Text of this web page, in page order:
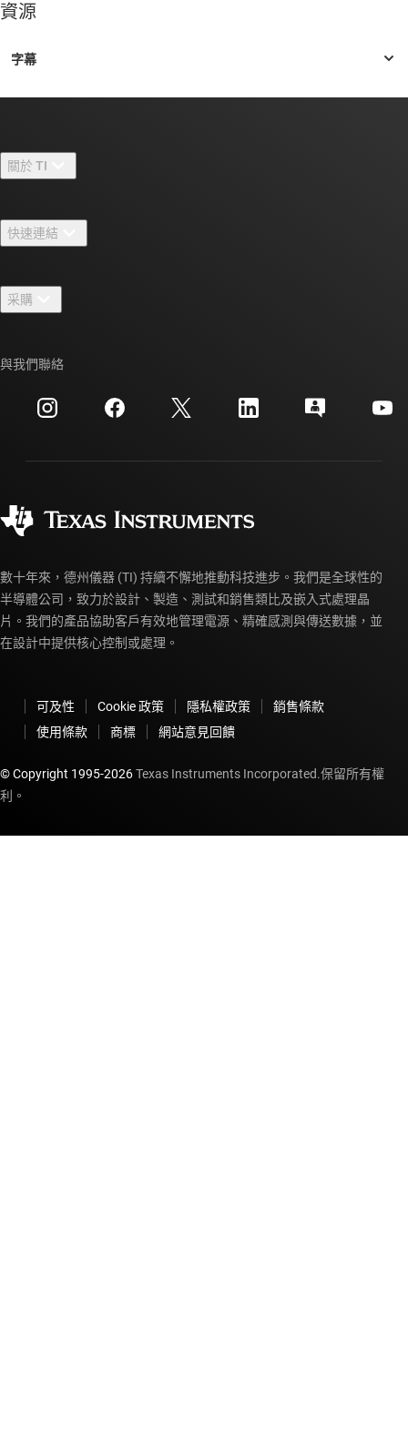
資源
關於 TI
人才招募
新聞室
活動
投資人關系
快速連結
TI E2E™ 設計支援論壇
交互參考搜索
客戶支援中心
myTI 帳戶常見問題解答
采購
訂購 FAQ
與我們聯絡
數十年來，德州儀器 (TI) 持續不懈地推動科技進步。我們是全球性的
半導體公司，致力於設計、製造、測試和銷售類比及嵌入式處理晶
片。我們的產品協助客戶有效地管理電源、精確感測與傳送數據，並
在設計中提供核心控制或處理。
可及性 Cookie 政策 隱私權政策
銷售條款
使用條款
商標 網站意見回饋
© Copyright 1995-2026Texas Instruments Incorporated.保留所有權
利。